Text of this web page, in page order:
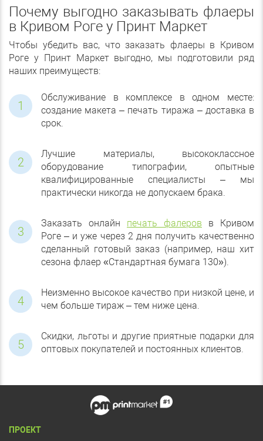
Почему выгодно заказывать флаеры
в Кривом Роге у Принт Маркет
Чтобы убедить вас, что заказать флаеры в Кривом
Роге у Принт Маркет выгодно, мы подготовили ряд
наших преимуществ:
Обслуживание в комплексе в одном месте:
создание макета – печать тиража – доставка в
срок.
Лучшие материалы, высококлассное
оборудование типографии, опытные
квалифицированные специалисты – мы
практически никогда не допускаем брака.
Заказать онлайн печать фалеров в Кривом
Роге – и уже через 2 дня получить качественно
сделанный готовый заказ (например, наш хит
сезона флаер «Стандартная бумага 130»).
Неизменно высокое качество при низкой цене, и
чем больше тираж – тем ниже цена.
Скидки, льготы и другие приятные подарки для
оптовых покупателей и постоянных клиентов.
ПРОЕКТ